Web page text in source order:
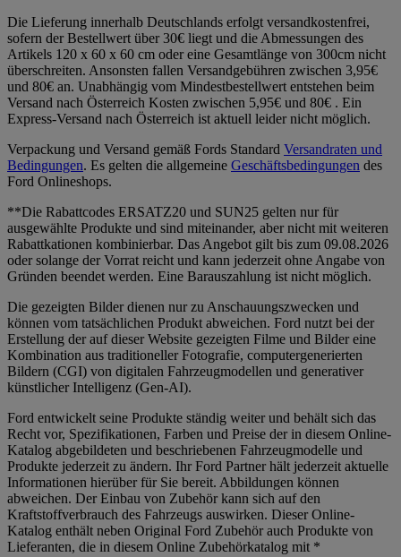
Die Lieferung innerhalb Deutschlands erfolgt versandkostenfrei,
sofern der Bestellwert über 30€ liegt und die Abmessungen des
Artikels 120 x 60 x 60 cm oder eine Gesamtlänge von 300cm nicht
überschreiten. Ansonsten fallen Versandgebühren zwischen 3,95€
und 80€ an. Unabhängig vom Mindestbestellwert entstehen beim
Versand nach Österreich Kosten zwischen 5,95€ und 80€ . Ein
Express-Versand nach Österreich ist aktuell leider nicht möglich.
Verpackung und Versand gemäß Fords Standard Versandraten und
Bedingungen. Es gelten die allgemeine Geschäftsbedingungen des
Ford Onlineshops.
**Die Rabattcodes ERSATZ20 und SUN25 gelten nur für
ausgewählte Produkte und sind miteinander, aber nicht mit weiteren
Rabattkationen kombinierbar. Das Angebot gilt bis zum 09.08.2026
oder solange der Vorrat reicht und kann jederzeit ohne Angabe von
Gründen beendet werden. Eine Barauszahlung ist nicht möglich.
Die gezeigten Bilder dienen nur zu Anschauungszwecken und
können vom tatsächlichen Produkt abweichen. Ford nutzt bei der
Erstellung der auf dieser Website gezeigten Filme und Bilder eine
Kombination aus traditioneller Fotografie, computergenerierten
Bildern (CGI) von digitalen Fahrzeugmodellen und generativer
künstlicher Intelligenz (Gen-AI).
Ford entwickelt seine Produkte ständig weiter und behält sich das
Recht vor, Spezifikationen, Farben und Preise der in diesem Online-
Katalog abgebildeten und beschriebenen Fahrzeugmodelle und
Produkte jederzeit zu ändern. Ihr Ford Partner hält jederzeit aktuelle
Informationen hierüber für Sie bereit. Abbildungen können
abweichen. Der Einbau von Zubehör kann sich auf den
Kraftstoffverbrauch des Fahrzeugs auswirken. Dieser Online-
Katalog enthält neben Original Ford Zubehör auch Produkte von
Lieferanten, die in diesem Online Zubehörkatalog mit *